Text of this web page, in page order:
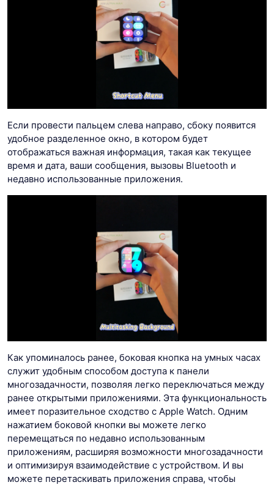
Если провести пальцем слева направо, сбоку появится
удобное разделенное окно, в котором будет
отображаться важная информация, такая как текущее
время и дата, ваши сообщения, вызовы Bluetooth и
недавно использованные приложения.
Как упоминалось ранее, боковая кнопка на умных часах
служит удобным способом доступа к панели
многозадачности, позволяя легко переключаться между
ранее открытыми приложениями. Эта функциональность
имеет поразительное сходство с Apple Watch. Одним
нажатием боковой кнопки вы можете легко
перемещаться по недавно использованным
приложениям, расширяя возможности многозадачности
и оптимизируя взаимодействие с устройством. И вы
можете перетаскивать приложения справа, чтобы